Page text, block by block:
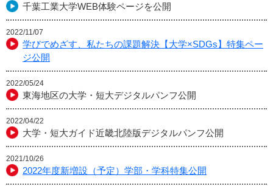
千葉工業大学WEB体験ページを公開
2022/11/07
学びでめざす、私たちの課題解決【大学×SDGs】特集ペー
ジ公開
2022/05/24
東海地区の大学・短大デジタルパンフ公開
2022/04/22
大学・短大ガイド近畿北陸版デジタルパンフ公開
2021/10/26
2022年度新増設（予定）学部・学科特集公開